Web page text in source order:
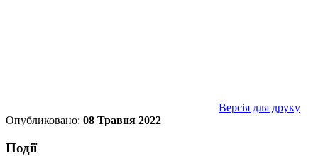
Версія для друку
Опубликовано: 08 Травня 2022
Події